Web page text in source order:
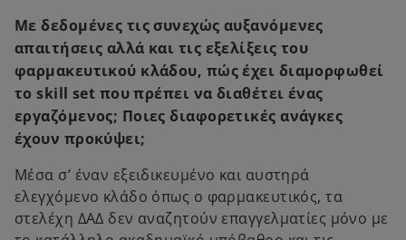
Με δεδομένες τις συνεχώς αυξανόμενες
απαιτήσεις αλλά και τις εξελίξεις του
φαρμακευτικού κλάδου, πώς έχει διαμορφωθεί
το skill set που πρέπει να διαθέτει ένας
εργαζόμενος; Ποιες διαφορετικές ανάγκες
έχουν προκύψει;
Μέσα σ’ έναν εξειδικευμένο και αυστηρά
ελεγχόμενο κλάδο όπως ο φαρμακευτικός, τα
στελέχη ΔΑΔ δεν αναζητούν επαγγελματίες μόνο με